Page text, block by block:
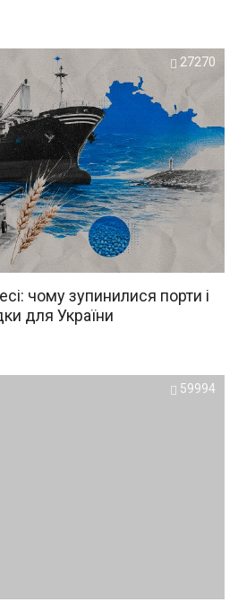
27270
чому зупинилися порти і
для України
59994